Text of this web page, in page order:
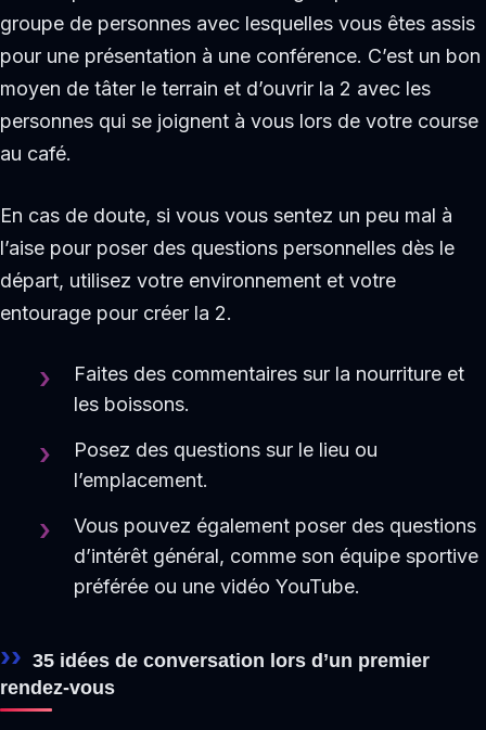
groupe de personnes avec lesquelles vous êtes assis
pour une présentation à une conférence. C’est un bon
moyen de tâter le terrain et d’ouvrir la 2 avec les
personnes qui se joignent à vous lors de votre course
au café.
En cas de doute, si vous vous sentez un peu mal à
l’aise pour poser des questions personnelles dès le
départ, utilisez votre environnement et votre
entourage pour créer la 2.
Faites des commentaires sur la nourriture et
les boissons.
Posez des questions sur le lieu ou
l’emplacement.
Vous pouvez également poser des questions
d’intérêt général, comme son équipe sportive
préférée ou une vidéo YouTube.
35 idées de conversation lors d’un premier
rendez-vous